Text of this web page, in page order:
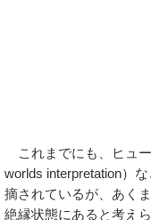
これまでにも、ヒュ
worlds interpretation）
摘されているが、あく
絶縁状態にあると考え